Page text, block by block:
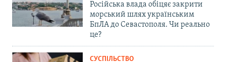
Російська влада обіцяє закрити
морський шлях українським
БпЛА до Севастополя. Чи реально
це?
СУСПІЛЬСТВО